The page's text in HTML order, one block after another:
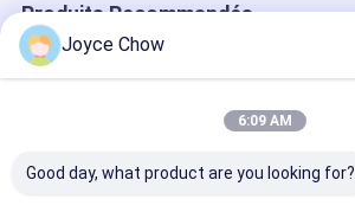
Produits Recommandés
Joyce Chow
6:09 AM
Good day, what product are you looking for?